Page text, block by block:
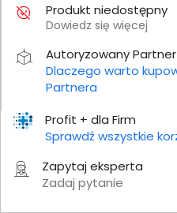
Profit + dla Firm
Sprawdź wszystkie
Zapytaj eksperta
Zadaj pytanie
Produkt niedostępny
Dowiedz się więcej
Autoryzowany Partner
Dlaczego warto
Partnera